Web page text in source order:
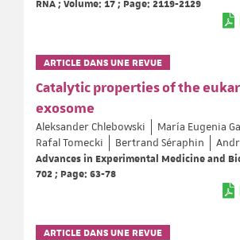
RNA ; Volume: 17 ; Page: 2119-2129
ARTICLE DANS UNE REVUE
Catalytic properties of the
exosome
Aleksander Chlebowski
María Eugenia
Rafal Tomecki
Bertrand Séraphin
Advances in Experimental Medicine and
702 ; Page: 63-78
ARTICLE DANS UNE REVUE